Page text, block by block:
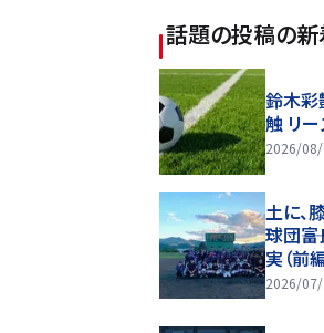
話題の投稿の
鈴木彩
触 リ
2026/
土に、
球団――
実（前編
2026/